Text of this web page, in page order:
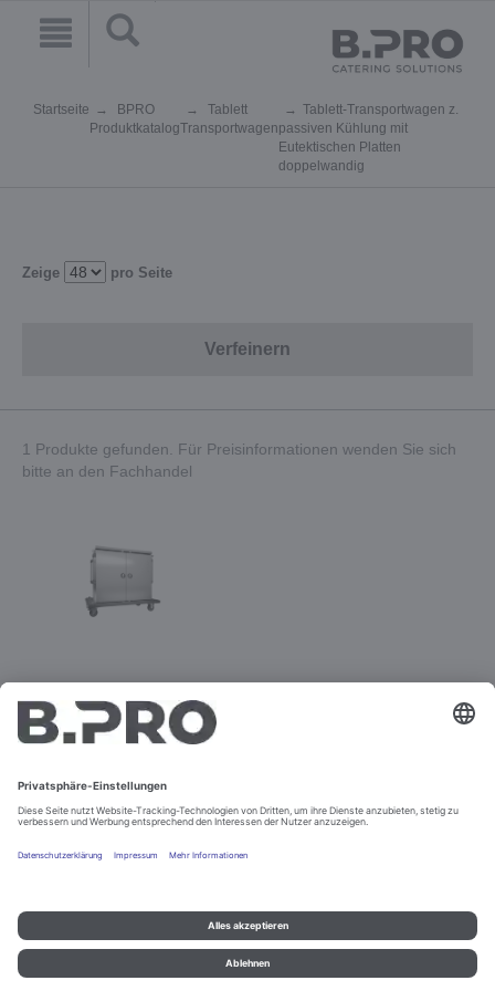
Startseite
BPRO
Produktkatalog
Tablett
Transportwagen
Tablett-Transportwagen z.
passiven Kühlung mit
Eutektischen Platten
doppelwandig
Zeige pro Seite
Verfeinern
1 Produkte gefunden. Für Preisinformationen wenden Sie sich
bitte an den Fachhandel
Best.-Nr. 575579
Impressum und Datenschutz Kontakt
Rechtliche Hinweise
© B.PRO Catering Solutions 2022